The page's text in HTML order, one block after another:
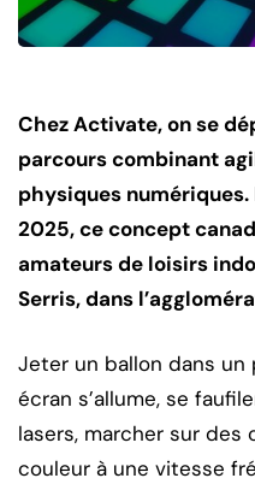
Chez Activate, on se
parcours combinant
physiques
2025, ce concept
amateurs de loisirs
Serris, dans
Jeter un ballon dans un
écran s’allume, se
lasers, marcher sur des
couleur à une vitesse